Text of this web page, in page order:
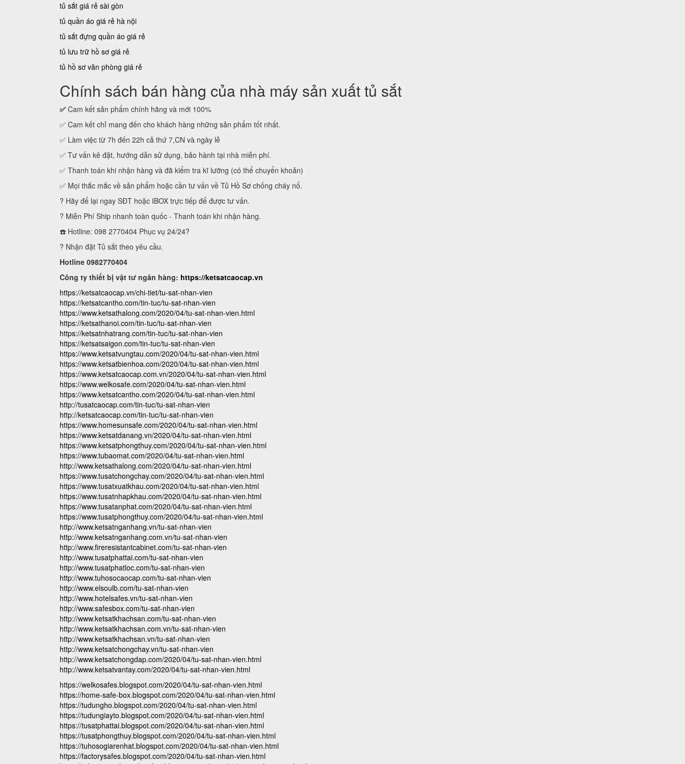
tủ sắt giá rẻ sài gòn
tủ quần áo giá rẻ hà nội
tủ sắt đựng quần áo giá rẻ
tủ lưu trữ hồ sơ giá rẻ
tủ hồ sơ văn phòng giá rẻ
Chính sách bán hàng của nhà máy sản xuất tủ sắt
✅ Cam kết sản phẩm chính hãng và mới 100%
✅ Cam kết chỉ mang đến cho khách hàng những sản phẩm tốt nhất.
✅ Làm việc từ 7h đến 22h cả thứ 7,CN và ngày lễ
✅ Tư vấn kê đặt, hướng dẫn sử dụng, bảo hành tại nhà miễn phí.
✅ Thanh toán khi nhận hàng và đã kiểm tra kĩ lưỡng (có thể chuyển khoản)
✅ Mọi thắc mắc về sản phẩm hoặc cần tư vấn về Tủ Hồ Sơ chống cháy nổ.
? Hãy để lại ngay SĐT hoặc IBOX trực tiếp để được tư vấn.
? Miễn Phí Ship nhanh toàn quốc - Thanh toán khi nhận hàng.
☎️ Hotline: 098 2770404 Phục vụ 24/24?
? Nhận đặt Tủ sắt theo yêu cầu.
Hotline 0982770404
Công ty thiết bị vật tư ngân hàng: https://ketsatcaocap.vn
https://ketsatcaocap.vn/chi-tiet/tu-sat-nhan-vien
https://ketsatcantho.com/tin-tuc/tu-sat-nhan-vien
https://www.ketsathalong.com/2020/04/tu-sat-nhan-vien.html
https://ketsathanoi.com/tin-tuc/tu-sat-nhan-vien
https://ketsatnhatrang.com/tin-tuc/tu-sat-nhan-vien
https://ketsatsaigon.com/tin-tuc/tu-sat-nhan-vien
https://www.ketsatvungtau.com/2020/04/tu-sat-nhan-vien.html
https://www.ketsatbienhoa.com/2020/04/tu-sat-nhan-vien.html
https://www.ketsatcaocap.com.vn/2020/04/tu-sat-nhan-vien.html
https://www.welkosafe.com/2020/04/tu-sat-nhan-vien.html
https://www.ketsatcantho.com/2020/04/tu-sat-nhan-vien.html
http://tusatcaocap.com/tin-tuc/tu-sat-nhan-vien
http://ketsatcaocap.com/tin-tuc/tu-sat-nhan-vien
https://www.homesunsafe.com/2020/04/tu-sat-nhan-vien.html
https://www.ketsatdanang.vn/2020/04/tu-sat-nhan-vien.html
https://www.ketsatphongthuy.com/2020/04/tu-sat-nhan-vien.html
https://www.tubaomat.com/2020/04/tu-sat-nhan-vien.html
http://www.ketsathalong.com/2020/04/tu-sat-nhan-vien.html
https://www.tusatchongchay.com/2020/04/tu-sat-nhan-vien.html
https://www.tusatxuatkhau.com/2020/04/tu-sat-nhan-vien.html
https://www.tusatnhapkhau.com/2020/04/tu-sat-nhan-vien.html
https://www.tusatanphat.com/2020/04/tu-sat-nhan-vien.html
https://www.tusatphongthuy.com/2020/04/tu-sat-nhan-vien.html
http://www.ketsatnganhang.vn/tu-sat-nhan-vien
http://www.ketsatnganhang.com.vn/tu-sat-nhan-vien
http://www.fireresistantcabinet.com/tu-sat-nhan-vien
http://www.tusatphattai.com/tu-sat-nhan-vien
http://www.tusatphatloc.com/tu-sat-nhan-vien
http://www.tuhosocaocap.com/tu-sat-nhan-vien
http://www.elsoulb.com/tu-sat-nhan-vien
http://www.hotelsafes.vn/tu-sat-nhan-vien
http://www.safesbox.com/tu-sat-nhan-vien
http://www.ketsatkhachsan.com/tu-sat-nhan-vien
http://www.ketsatkhachsan.com.vn/tu-sat-nhan-vien
http://www.ketsatkhachsan.vn/tu-sat-nhan-vien
http://www.ketsatchongchay.vn/tu-sat-nhan-vien
http://www.ketsatchongdap.com/2020/04/tu-sat-nhan-vien.html
http://www.ketsatvantay.com/2020/04/tu-sat-nhan-vien.html
https://welkosafes.blogspot.com/2020/04/tu-sat-nhan-vien.html
https://home-safe-box.blogspot.com/2020/04/tu-sat-nhan-vien.html
https://tudungho.blogspot.com/2020/04/tu-sat-nhan-vien.html
https://tudungiayto.blogspot.com/2020/04/tu-sat-nhan-vien.html
https://tusatphattai.blogspot.com/2020/04/tu-sat-nhan-vien.html
https://tusatphongthuy.blogspot.com/2020/04/tu-sat-nhan-vien.html
https://tuhosogiarenhat.blogspot.com/2020/04/tu-sat-nhan-vien.html
https://factorysafes.blogspot.com/2020/04/tu-sat-nhan-vien.html